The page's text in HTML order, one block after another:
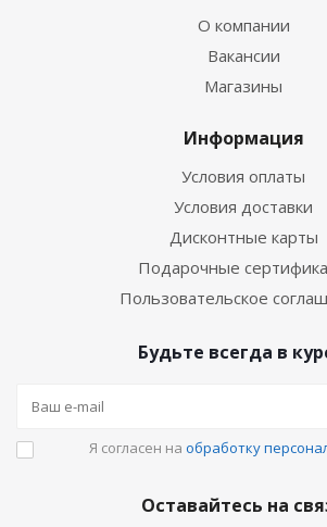
О компании
Вакансии
Магазины
Информация
Условия оплаты
Условия доставки
Дисконтные карты
Подарочные
Пользовательское
Будьте всегда в
Я согласен на обработку
Оставайтесь на